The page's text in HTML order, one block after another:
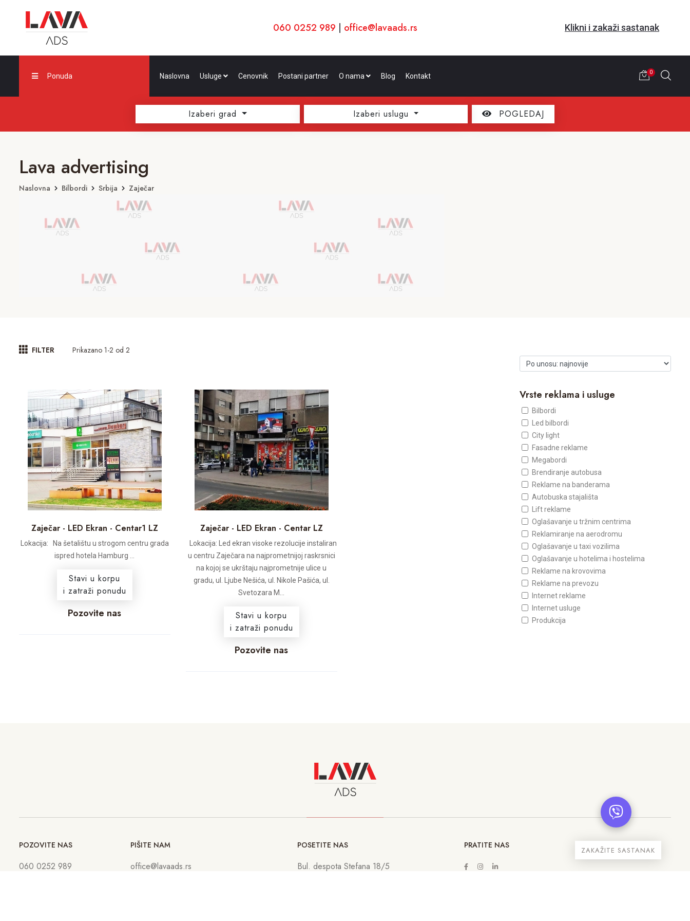
060 0252 989 | office@lavaads.rs Klikni i zakaži sastanak
Ponuda Naslovna Usluge Cenovnik Postani partner O nama Blog Kontakt 0
Izaberi grad Izaberi uslugu POGLEDAJ
Lava advertising
Naslovna Bilbordi Srbija Zaječar
FILTER Prikazano 1-2 od 2
Zaječar - LED Ekran - Centar1 LZ
Lokacija: Na šetalištu u strogom centru grada
ispred hotela Hamburg ...
Stavi u korpu
i zatraži ponudu
Pozovite nas
Zaječar - LED Ekran - Centar LZ
Lokacija: Led ekran visoke rezolucije instaliran
u centru Zaječara na najprometnijoj raskrsnici
na kojoj se ukrštaju najprometnije ulice u
gradu, ul. Ljube Nešića, ul. Nikole Pašića, ul.
Svetozara M...
Stavi u korpu
i zatraži ponudu
Pozovite nas
Vrste reklama i usluge
Bilbordi
Led bilbordi
City light
Fasadne reklame
Megabordi
Brendiranje autobusa
Reklame na banderama
Autobuska stajališta
Lift reklame
Oglašavanje u tržnim centrima
Reklamiranje na aerodromu
Oglašavanje u taxi vozilima
Oglašavanje u hotelima i hostelima
Reklame na krovovima
Reklame na prevozu
Internet reklame
Internet usluge
Produkcija
POZOVITE NAS
060 0252 989
PIŠITE NAM
office@lavaads.rs
POSETITE NAS
Bul. despota Stefana 18/5
PRATITE NAS
ZAKAŽITE SASTANAK